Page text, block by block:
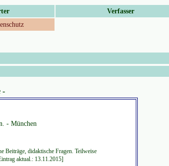
Verfasser
-
- München
Beiträge, didaktische Fragen. Teilweise
aktual.: 13.11.2015]